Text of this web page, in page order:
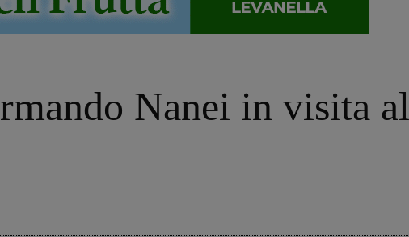
Nanei in visita al